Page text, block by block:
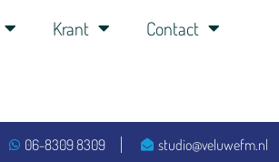
Krant Contact
06-8309 8309
studio@veluwefm.nl